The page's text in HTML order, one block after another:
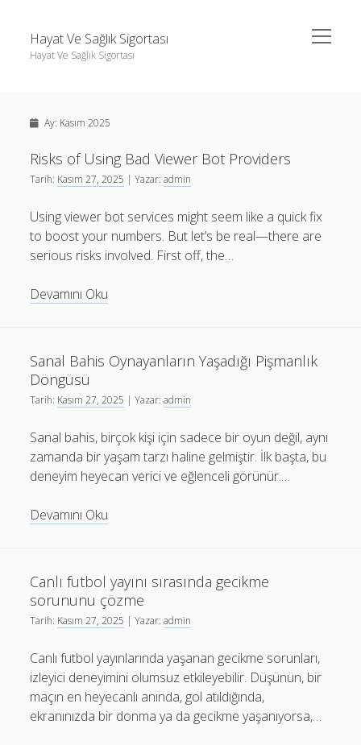
Hayat Ve Sağlık Sigortası
Hayat Ve Sağlık Sigortası
menüyü
aç
Ay: Kasım 2025
Risks of Using Bad Viewer Bot Providers
Tarih: Kasım 27, 2025 | Yazar:admin
Using viewer bot services might seem like a quick fix
to boost your numbers. But let’s be real—there are
serious risks involved. First off, the…
Devamını Oku
Viewer
Providers
Sanal Bahis Oynayanların Yaşadığı Pişmanlık
Döngüsü
Tarih: Kasım 27, 2025 | Yazar:admin
Sanal bahis, birçok kişi için sadece bir oyun değil, aynı
zamanda bir yaşam tarzı haline gelmiştir. İlk başta, bu
deneyim heyecan verici ve eğlenceli görünür.…
Devamını Oku
Pişmanlık
Döngüsü
Canlı futbol yayını sırasında gecikme
sorununu çözme
Tarih: Kasım 27, 2025 | Yazar:admin
Canlı futbol yayınlarında yaşanan gecikme sorunları,
izleyici deneyimini olumsuz etkileyebilir. Düşünün, bir
maçın en heyecanlı anında, gol atıldığında,
ekranınızda bir donma ya da gecikme yaşanıyorsa,…